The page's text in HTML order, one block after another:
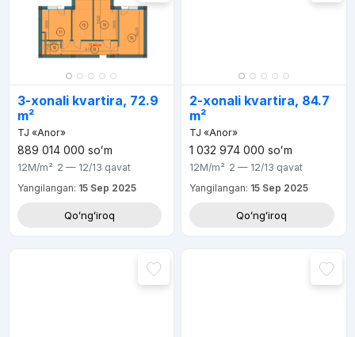
3-xonali kvartira, 72.9
m²
TJ «Anor»
889 014 000 soʻm
12M/m² 2 — 12/13 qavat
Yangilangan: 15 Sep 2025
Qoʻngʻiroq
2-xonali kvartira, 84.7
m²
TJ «Anor»
1 032 974 000 soʻm
12M/m² 2 — 12/13 qavat
Yangilangan: 15 Sep 2025
Qoʻngʻiroq